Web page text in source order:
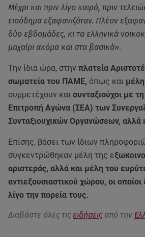
Μέχρι και πριν λίγο καιρό, πριν
εισόδημα εξαφανιζόταν. Πλέον
δύο εβδομάδες, κι τα ελληνικά
μαχαίρι ακόμα και στα βασικά».
Την ίδια ώρα, στην πλατεία
σωματεία του ΠΑΜΕ, όπως και
συμμετέχουν και συνταξιούχοι με
Επιτροπή Αγώνα (ΣΕΑ) των
Συνταξιουχικών Οργανώσεων, αλλά
Επίσης, βάσει των ίδιων
συγκεντρώθηκαν μέλη της ε
αριστεράς, αλλά και μέλη του
αντιεξουσιαστικού χώρου, οι
λίγο την πορεία τους.
Διαβάστε όλες τις ειδήσεις από την